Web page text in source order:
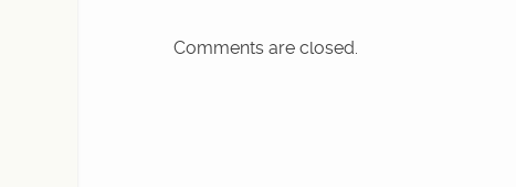
Comments are closed.